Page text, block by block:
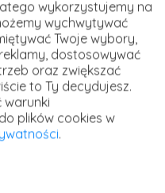
z wykształceniem i
to ważne
uwagę rekruterów.
wykorzystujemy na
wychwytywać
Twoje wybory,
dostosowywać
oraz zwiększać
to Ty decydujesz.
warunki
plików cookies w
.